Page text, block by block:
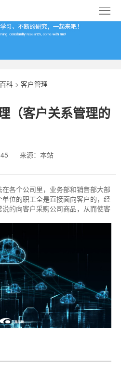
科 > 客户管理
（客户关系管理的
来源：本站
各个公司里，业务部和销售部大部
位的职工全是直接面向客户的，经
的向客户采购公司商品，从而使客